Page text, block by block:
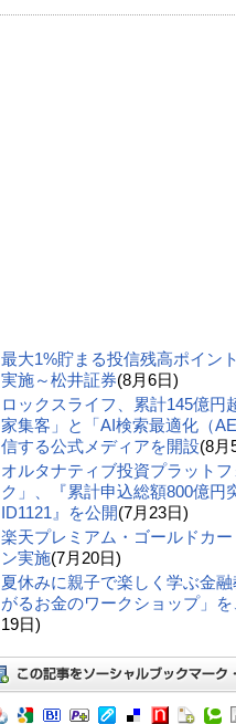
最大1%貯まる投信残高ポイン
実施～松井証券(8月6日)
ロックスライフ、累計145億円
家集客」と「AI検索最適化（
信する公式メディアを開設(8月
オルタナティブ投資プラット
ク」、『累計申込総額800億円
ID1121』を公開(7月23日)
楽天プレミアム・ゴールドカ
ン実施(7月20日)
夏休みに親子で楽しく学ぶ金
がるお金のワークショップ」
19日)